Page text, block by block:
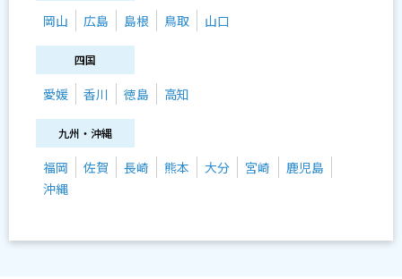
岡山 広島 島根 鳥取 山口
四国
愛媛 香川 徳島 高知
九州・沖縄
福岡 佐賀 長崎 熊本 大分 宮崎
鹿児島
沖縄